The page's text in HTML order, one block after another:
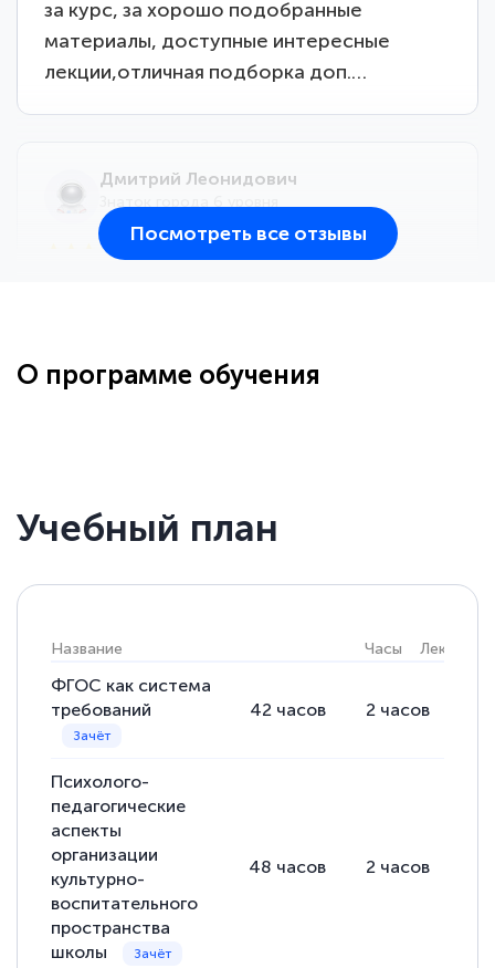
за курс, за хорошо подобранные
материалы, доступные интересные
лекции,отличная подборка доп.…
Дмитрий Леонидович
большое количество методических
Выражаю благодарность за курс
повышения квалификации "Эксперт ЕГЭ по
русскому языку и литературе". Много
подготовиться к тестированию. Это
книги, методические рекомендации,
статьи. Времени на подготовку
достаточно. Курс помогает пройти
аттестацию в школе. Спасибо!
Посмотреть все отзывы
О программе обучения
Учебный план
Название Часы Лекции
ФГОС как система
требований
42 часов 2 часов
Психолого-
педагогические
аспекты
организации
культурно-
воспитательного
пространства
школы
48 часов 2 часов